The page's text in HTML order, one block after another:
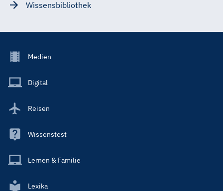
Wissensbibliothek
Footer
Main
Medien
Digital
Reisen
Wissenstest
Lernen & Familie
Lexika